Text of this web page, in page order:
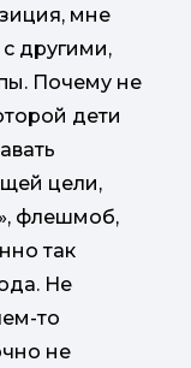
мне
другими,
Почему не
дети
цели,
флешмоб,
так
Не
то
не